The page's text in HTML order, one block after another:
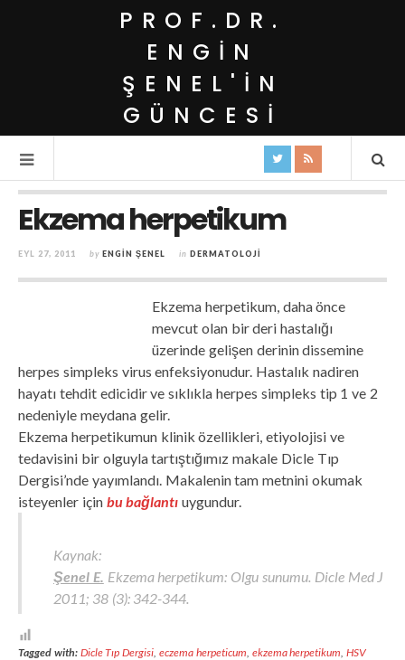
PROF.DR.
ENGIN
ŞENEL'IN
GÜNCESI
Ekzema herpetikum
EYL 27, 2011 by ENGIN ŞENEL in DERMATOLOJI
Ekzema herpetikum, daha önce
mevcut olan bir deri hastalığı
üzerinde gelişen derinin dissemine
herpes simpleks virus enfeksiyonudur. Hastalık nadiren
hayatı tehdit edicidir ve sıklıkla herpes simpleks tip 1 ve 2
nedeniyle meydana gelir.
Ekzema herpetikumun klinik özellikleri, etiyolojisi ve
tedavisini bir olguyla tartıştığımız makale Dicle Tıp
Dergisi’nde yayımlandı. Makalenin tam metnini okumak
isteyenler için bu bağlantı uygundur.
Kaynak:
Şenel E. Ekzema herpetikum: Olgu sunumu. Dicle Med J
2011; 38 (3): 342-344.
Tagged with: Dicle Tıp Dergisi,eczema herpeticum, ekzema herpetikum,HSV